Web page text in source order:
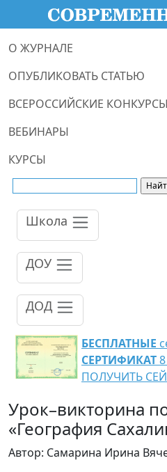
О ЖУРНАЛЕ
ОПУБЛИКОВАТЬ СТАТЬЮ
ВСЕРОССИЙСКИЕ КОНКУРСЫ
ВЕБИНАРЫ
КУРСЫ
Школа
ДОУ
ДОД
БЕСПЛАТНЫЕ
СЕРТИФИКАТ
ПОЛУЧИТЬ
Урок–викторина
«География
Автор: Самарина Ирина